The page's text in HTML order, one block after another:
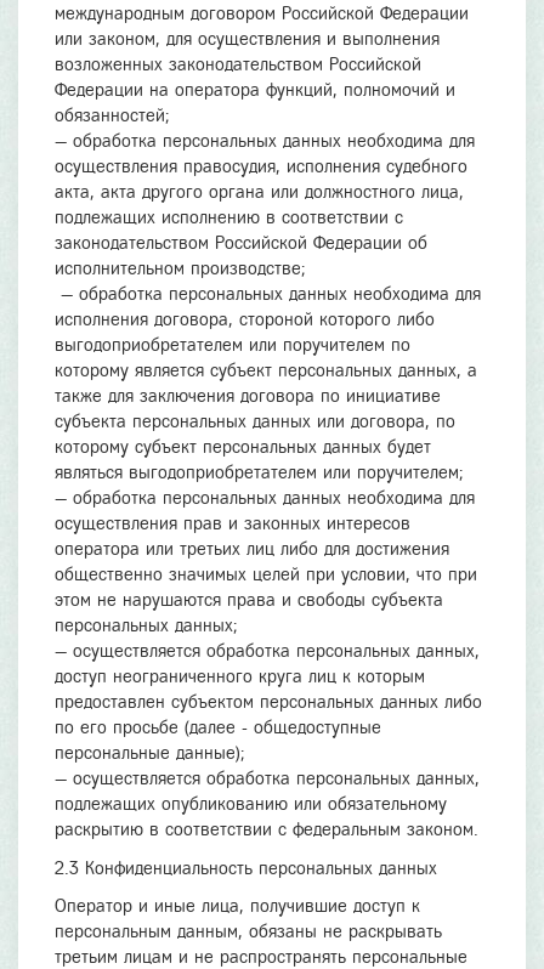
международным договором Российской Федерации
или законом, для осуществления и выполнения
возложенных законодательством Российской
Федерации на оператора функций, полномочий и
обязанностей;
— обработка персональных данных необходима для
осуществления правосудия, исполнения судебного
акта, акта другого органа или должностного лица,
подлежащих исполнению в соответствии с
законодательством Российской Федерации об
исполнительном производстве;
— обработка персональных данных необходима для
исполнения договора, стороной которого либо
выгодоприобретателем или поручителем по
которому является субъект персональных данных, а
также для заключения договора по инициативе
субъекта персональных данных или договора, по
которому субъект персональных данных будет
являться выгодоприобретателем или поручителем;
— обработка персональных данных необходима для
осуществления прав и законных интересов
оператора или третьих лиц либо для достижения
общественно значимых целей при условии, что при
этом не нарушаются права и свободы субъекта
персональных данных;
— осуществляется обработка персональных данных,
доступ неограниченного круга лиц к которым
предоставлен субъектом персональных данных либо
по его просьбе (далее - общедоступные
персональные данные);
— осуществляется обработка персональных данных,
подлежащих опубликованию или обязательному
раскрытию в соответствии с федеральным законом.
2.3 Конфиденциальность персональных данных
Оператор и иные лица, получившие доступ к
персональным данным, обязаны не раскрывать
третьим лицам и не распространять персональные